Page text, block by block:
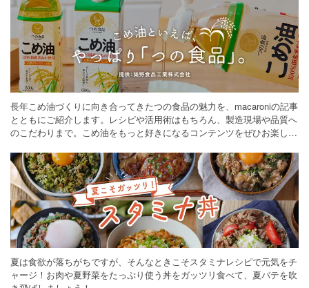
長年こめ油づくりに向き合ってきたつの食品の魅力を、macaroniの記事
とともにご紹介します。レシピや活用術はもちろん、製造現場や品質へ
のこだわりまで。こめ油をもっと好きになるコンテンツをぜひお楽しみ
夏は食欲が落ちがちですが、そんなときこそスタミナレシピで元気をチ
ャージ！お肉や夏野菜をたっぷり使う丼をガッツリ食べて、夏バテを吹